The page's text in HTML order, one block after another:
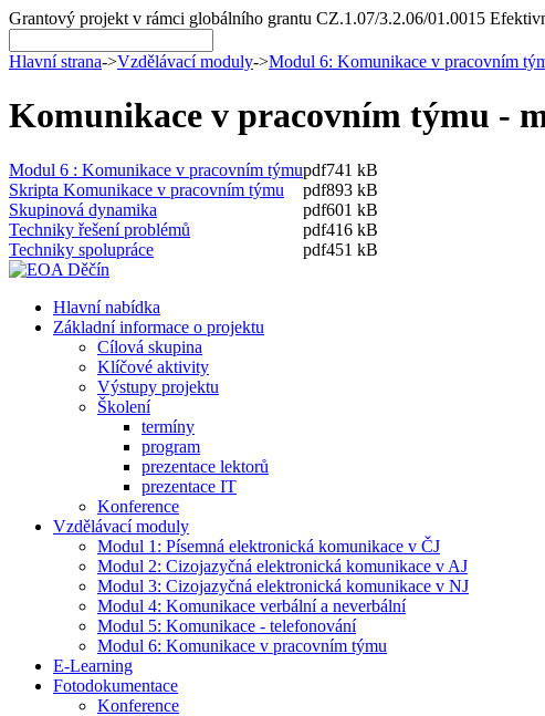
Grantový projekt v rámci globálního grantu CZ.1.07/3.2.06/01.0015
Hlavní strana->Vzdělávací moduly->Modul 6: Komunikace v pracovním
Komunikace v pracovním týmu -
Modul 6 : Komunikace v pracovním týmupdf741 kB
Skripta Komunikace v pracovním týmu
pdf893 kB
Skupinová dynamika
pdf601 kB
Techniky řešení problémů
pdf416 kB
Techniky spolupráce
pdf451 kB
Hlavní nabídka
Základní informace o projektu
Cílová skupina
Klíčové aktivity
Výstupy projektu
Školení
termíny
program
prezentace lektorů
prezentace IT
Konference
Vzdělávací moduly
Modul 1: Písemná elektronická komunikace v ČJ
Modul 2: Cizojazyčná elektronická komunikace v AJ
Modul 3: Cizojazyčná elektronická komunikace v NJ
Modul 4: Komunikace verbální a neverbální
Modul 5: Komunikace - telefonování
Modul 6: Komunikace v pracovním týmu
E-Learning
Fotodokumentace
Konference